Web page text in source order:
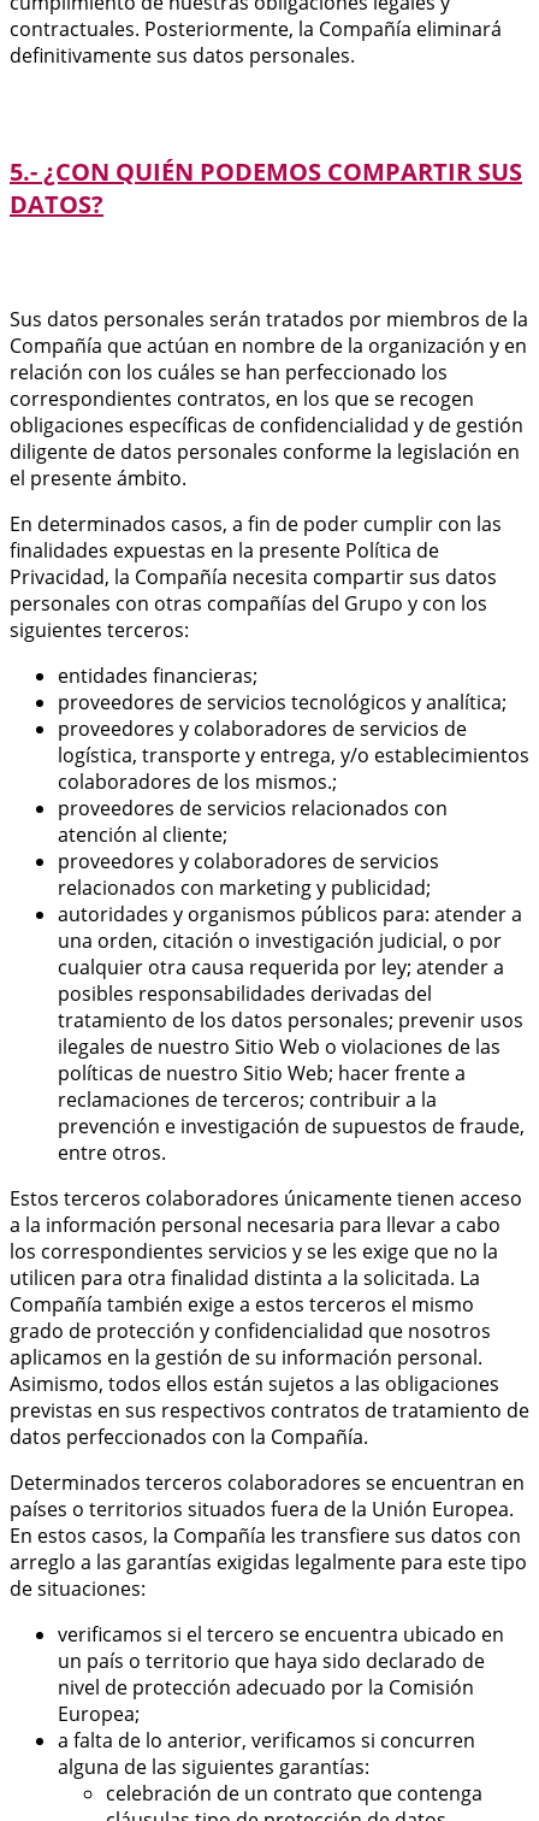
contractuales. Posteriormente, la Compañía eliminará
definitivamente sus datos personales.
5.- ¿CON QUIÉN PODEMOS COMPARTIR SUS
DATOS?
Sus datos personales serán tratados por miembros de la
Compañía que actúan en nombre de la organización y en
relación con los cuáles se han perfeccionado los
correspondientes contratos, en los que se recogen
obligaciones específicas de confidencialidad y de gestión
diligente de datos personales conforme la legislación en
el presente ámbito.
En determinados casos, a fin de poder cumplir con las
finalidades expuestas en la presente Política de
Privacidad, la Compañía necesita compartir sus datos
personales con otras compañías del Grupo y con los
siguientes terceros:
entidades financieras;
proveedores de servicios tecnológicos y analítica;
proveedores y colaboradores de servicios de
logística, transporte y entrega, y/o establecimientos
colaboradores de los mismos.;
proveedores de servicios relacionados con
atención al cliente;
proveedores y colaboradores de servicios
relacionados con marketing y publicidad;
autoridades y organismos públicos para: atender a
una orden, citación o investigación judicial, o por
cualquier otra causa requerida por ley; atender a
posibles responsabilidades derivadas del
tratamiento de los datos personales; prevenir usos
ilegales de nuestro Sitio Web o violaciones de las
políticas de nuestro Sitio Web; hacer frente a
reclamaciones de terceros; contribuir a la
prevención e investigación de supuestos de fraude,
entre otros.
Estos terceros colaboradores únicamente tienen acceso
a la información personal necesaria para llevar a cabo
los correspondientes servicios y se les exige que no la
utilicen para otra finalidad distinta a la solicitada. La
Compañía también exige a estos terceros el mismo
grado de protección y confidencialidad que nosotros
aplicamos en la gestión de su información personal.
Asimismo, todos ellos están sujetos a las obligaciones
previstas en sus respectivos contratos de tratamiento de
datos perfeccionados con la Compañía.
Determinados terceros colaboradores se encuentran en
países o territorios situados fuera de la Unión Europea.
En estos casos, la Compañía les transfiere sus datos con
arreglo a las garantías exigidas legalmente para este tipo
de situaciones:
verificamos si el tercero se encuentra ubicado en
un país o territorio que haya sido declarado de
nivel de protección adecuado por la Comisión
Europea;
a falta de lo anterior, verificamos si concurren
alguna de las siguientes garantías:
celebración de un contrato que contenga